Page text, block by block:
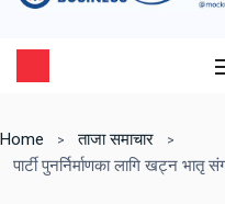
Home
ताजा समाचार